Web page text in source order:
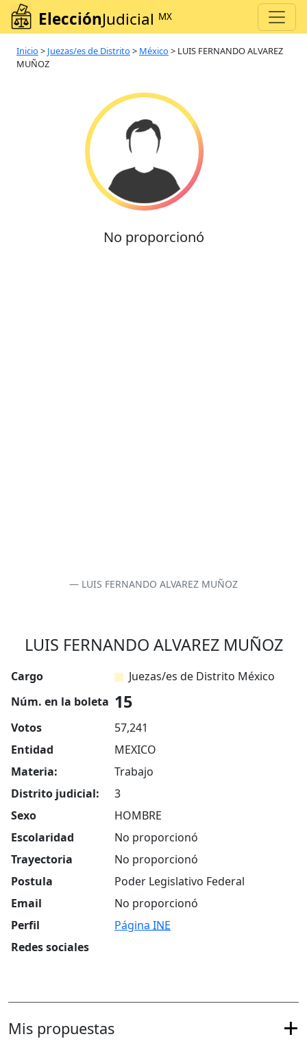
ElecciónJudicial MX
Inicio > Juezas/es de Distrito > México > LUIS FERNANDO ALVAREZ
MUÑOZ
No proporcionó
LUIS FERNANDO ALVAREZ MUÑOZ
LUIS FERNANDO ALVAREZ MUÑOZ
Cargo
Juezas/es de Distrito México
Núm. en la boleta 15
Votos
57,241
Entidad
MEXICO
Materia:
Trabajo
Distrito judicial:
3
Sexo
HOMBRE
Escolaridad
No proporcionó
Trayectoria
No proporcionó
Postula
Poder Legislativo Federal
Email
No proporcionó
Perfil
Página INE
Redes sociales
Mis propuestas